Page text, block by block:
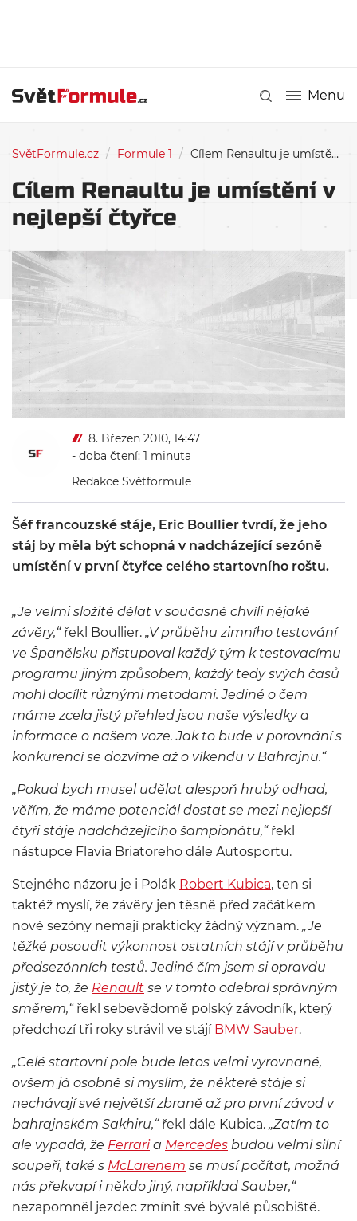
Menu
SvětFormule.cz / Formule 1 / Cílem Renaultu je umístění v nejlepší čtyřce
Cílem Renaultu je umístění v
nejlepší čtyřce
8. Březen 2010, 14:47
- doba čtení: 1 minuta
Redakce Světformule
Šéf francouzské stáje, Eric Boullier tvrdí, že jeho
stáj by měla být schopná v nadcházející sezóně
umístění v první čtyřce celého startovního roštu.
„Je velmi složité dělat v současné chvíli nějaké
závěry,“řekl Boullier. „V průběhu zimního testování
ve Španělsku přistupoval každý tým k testovacímu
programu jiným způsobem, každý tedy svých časů
mohl docílit různými metodami. Jediné o čem
máme zcela jistý přehled jsou naše výsledky a
informace o našem voze. Jak to bude v porovnání s
konkurencí se dozvíme až o víkendu v Bahrajnu.“
„Pokud bych musel udělat alespoň hrubý odhad,
věřím, že máme potenciál dostat se mezi nejlepší
čtyři stáje nadcházejícího šampionátu,“řekl
nástupce Flavia Briatoreho dále Autosportu.
Stejného názoru je i Polák Robert Kubica, ten si
taktéž myslí, že závěry jen těsně před začátkem
nové sezóny nemají prakticky žádný význam. „Je
těžké posoudit výkonnost ostatních stájí v průběhu
předsezónních testů. Jediné čím jsem si opravdu
jistý je to, že Renault se v tomto odebral správným
směrem,“řekl sebevědomě polský závodník, který
předchozí tři roky strávil ve stájí BMW Sauber.
„Celé startovní pole bude letos velmi vyrovnané,
ovšem já osobně si myslím, že některé stáje si
nechávají své největší zbraně až pro první závod v
bahrajnském Sakhiru,“řekl dále Kubica. „Zatím to
ale vypadá, že Ferraria Mercedes budou velmi silní
soupeři, také s McLarenem se musí počítat, možná
nás překvapí i někdo jiný, například Sauber,“
nezapomněl jezdec zmínit své bývalé působiště.